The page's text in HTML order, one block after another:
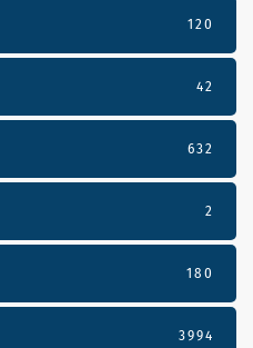
120
42
632
2
180
3994